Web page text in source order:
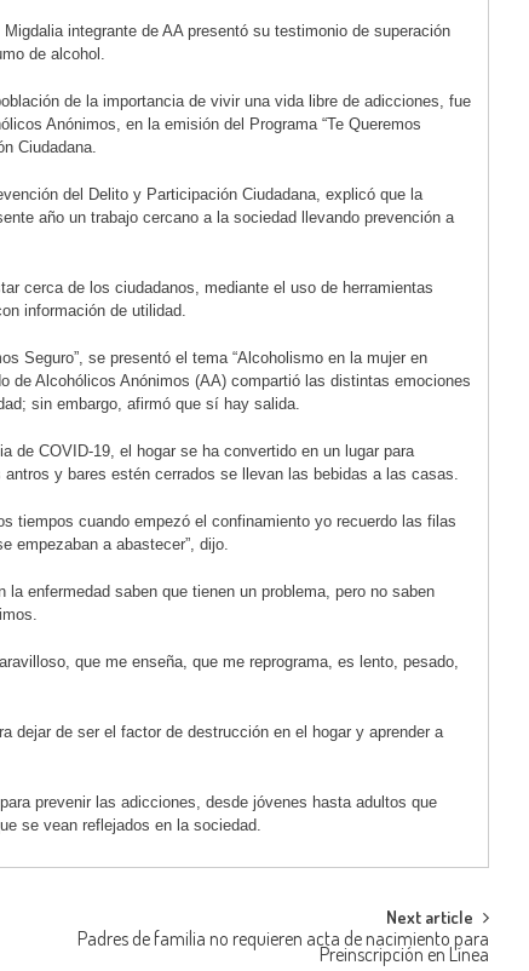
integrante de AA presentó su testimonio de superación
de alcohol.
de la importancia de vivir una vida libre de adicciones, fue
Anónimos, en la emisión del Programa “Te Queremos
Ciudadana.
del Delito y Participación Ciudadana, explicó que la
año un trabajo cercano a la sociedad llevando prevención a
cerca de los ciudadanos, mediante el uso de herramientas
información de utilidad.
Seguro”, se presentó el tema “Alcoholismo en la mujer en
de Alcohólicos Anónimos (AA) compartió las distintas emociones
sin embargo, afirmó que sí hay salida.
de COVID-19, el hogar se ha convertido en un lugar para
y bares estén cerrados se llevan las bebidas a las casas.
tiempos cuando empezó el confinamiento yo recuerdo las filas
empezaban a abastecer”, dijo.
enfermedad saben que tienen un problema, pero no saben
que me enseña, que me reprograma, es lento, pesado,
dejar de ser el factor de destrucción en el hogar y aprender a
prevenir las adicciones, desde jóvenes hasta adultos que
se vean reflejados en la sociedad.
Next article
Padres de familia no requieren acta de nacimiento para
Preinscripción en Línea